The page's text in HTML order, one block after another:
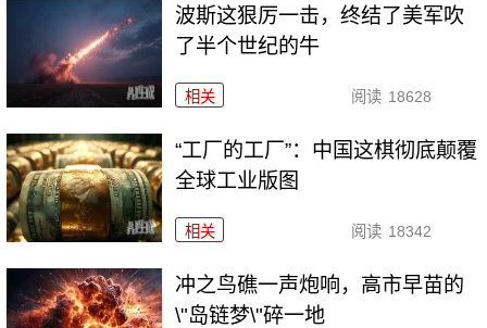
波斯这狠厉一击，终结了美军吹
了半个世纪的牛
相关 阅读 18628
“工厂的工厂”：中国这棋彻底颠覆
全球工业版图
相关 阅读 18342
冲之鸟礁一声炮响，高市早苗的
\"岛链梦\"碎一地